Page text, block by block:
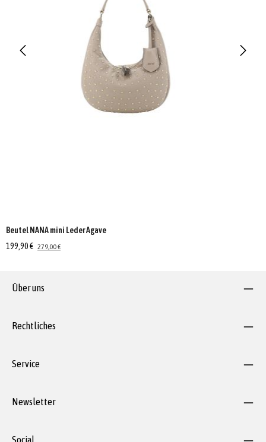
Beutel NANA mini Leder Agave
199,90 € 279,00 €
Über uns
Rechtliches
Service
Newsletter